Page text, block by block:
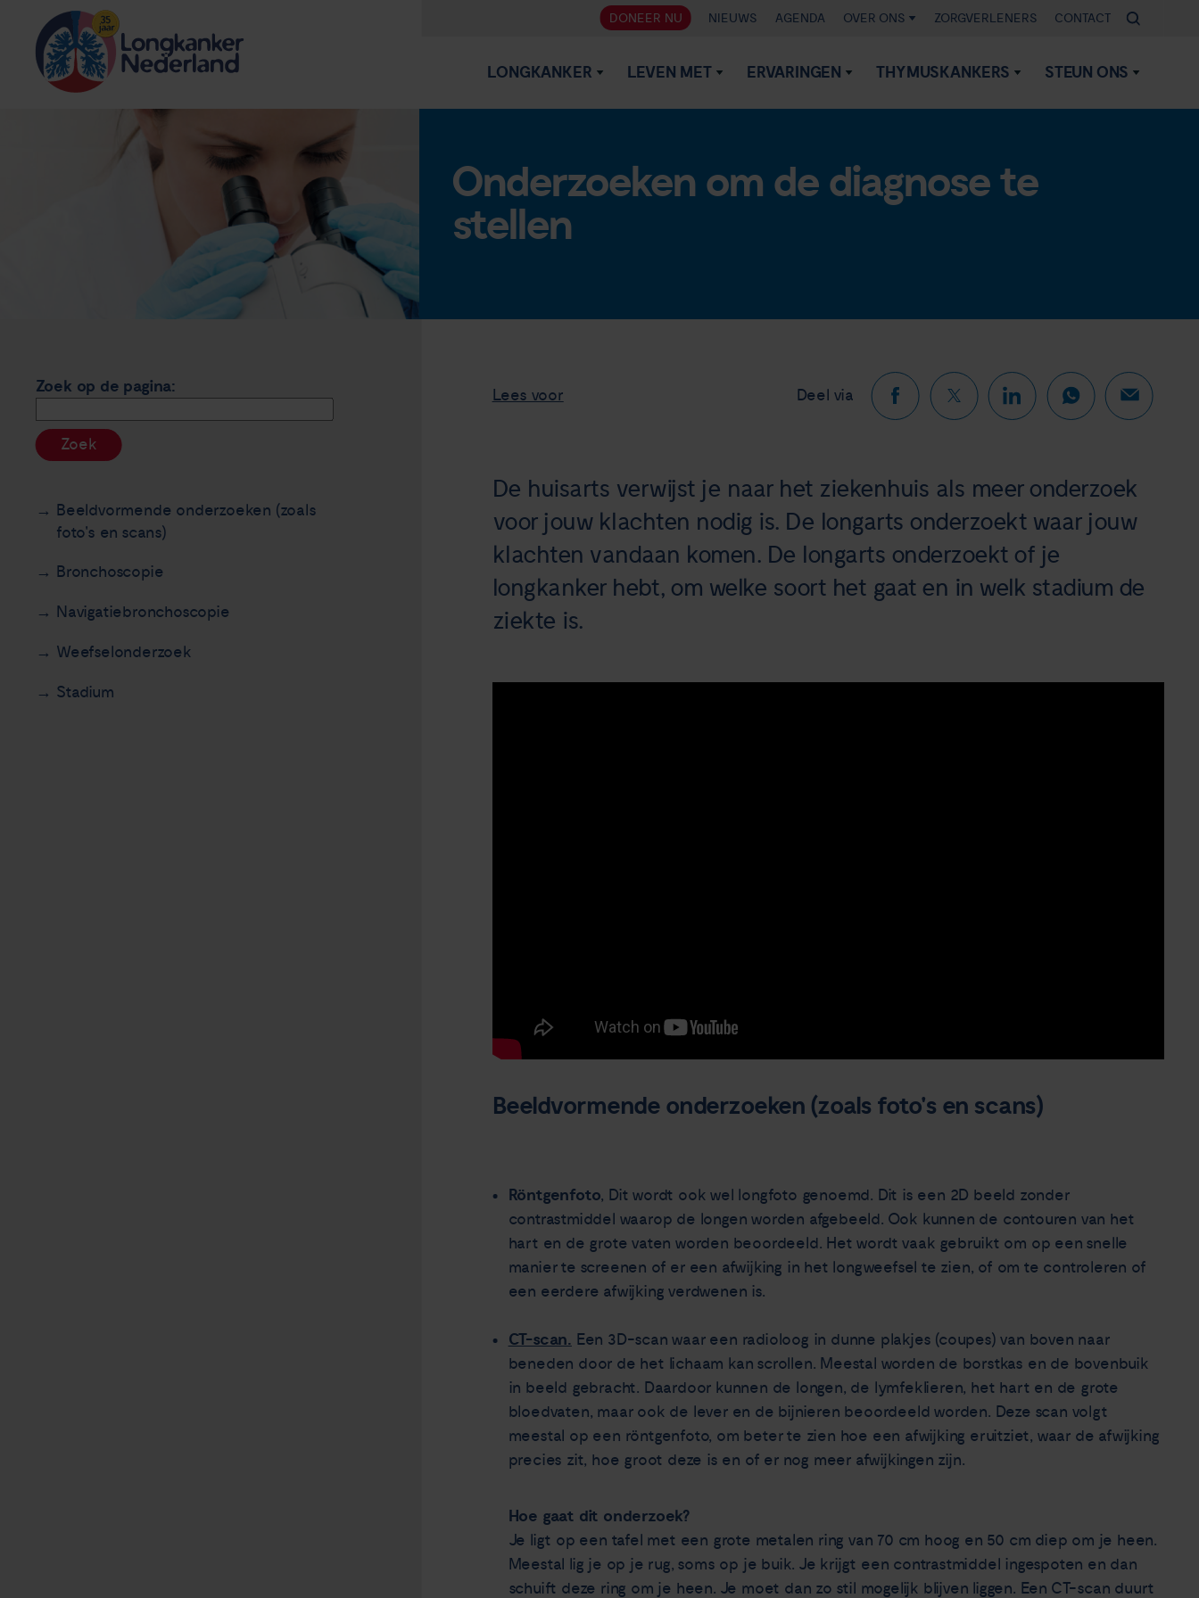
DONEER NU NIEUWS AGENDA OVER ONS ZORGVERLENERS CONTACT
LONGKANKER LEVEN MET ERVARINGEN THYMUSKANKERS STEUN ONS
Onderzoeken om de diagnose te
stellen
Zoek op de pagina:
Zoek
Beeldvormende onderzoeken (zoals
foto's en scans)
Bronchoscopie
Navigatiebronchoscopie
Weefselonderzoek
Stadium
Lees voor Deel via
De huisarts verwijst je naar het ziekenhuis als meer onderzoek
voor jouw klachten nodig is. De longarts onderzoekt waar jouw
klachten vandaan komen. De longarts onderzoekt of je
longkanker hebt, om welke soort het gaat en in welk stadium de
ziekte is.
Beeldvormende onderzoeken (zoals foto's en scans)
Röntgenfoto, Dit wordt ook wel longfoto genoemd. Dit is een 2D beeld zonder
contrastmiddel waarop de longen worden afgebeeld. Ook kunnen de contouren van het
hart en de grote vaten worden beoordeeld. Het wordt vaak gebruikt om op een snelle
manier te screenen of er een afwijking in het longweefsel te zien, of om te controleren of
een eerdere afwijking verdwenen is.
CT-scan. Een 3D-scan waar een radioloog in dunne plakjes (coupes) van boven naar
beneden door de het lichaam kan scrollen. Meestal worden de borstkas en de bovenbuik
in beeld gebracht. Daardoor kunnen de longen, de lymfeklieren, het hart en de grote
bloedvaten, maar ook de lever en de bijnieren beoordeeld worden. Deze scan volgt
meestal op een röntgenfoto, om beter te zien hoe een afwijking eruitziet, waar de afwijking
precies zit, hoe groot deze is en of er nog meer afwijkingen zijn.
Hoe gaat dit onderzoek?
Je ligt op een tafel met een grote metalen ring van 70 cm hoog en 50 cm diep om je heen.
Meestal lig je op je rug, soms op je buik. Je krijgt een contrastmiddel ingespoten en dan
schuift deze ring om je heen. Je moet dan zo stil mogelijk blijven liggen. Een CT-scan duurt